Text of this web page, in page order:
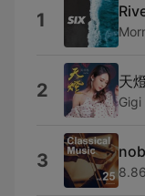
1
2 天
Gigi
3